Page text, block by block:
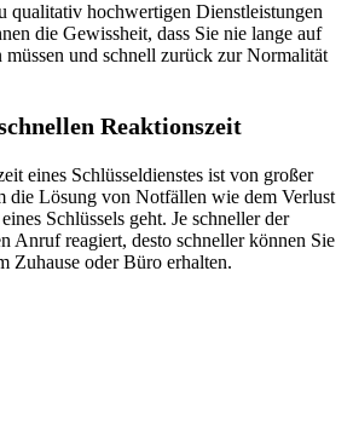
qualitativ hochwertigen Dienstleistungen
die Gewissheit, dass Sie nie lange auf
und schnell zurück zur Normalität
Reaktionszeit
eines Schlüsseldienstes ist von großer
die Lösung von Notfällen wie dem Verlust
Schlüssels geht. Je schneller der
Anruf reagiert, desto schneller können Sie
Zuhause oder Büro erhalten.